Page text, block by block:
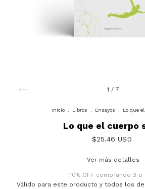
1 / 7
Inicio Libros Ensayos Lo que
Lo que el cuerpo
$25.46 USD
Ver más detalles
¡10% OFF comprando 3 o
Válido para este producto y todos los